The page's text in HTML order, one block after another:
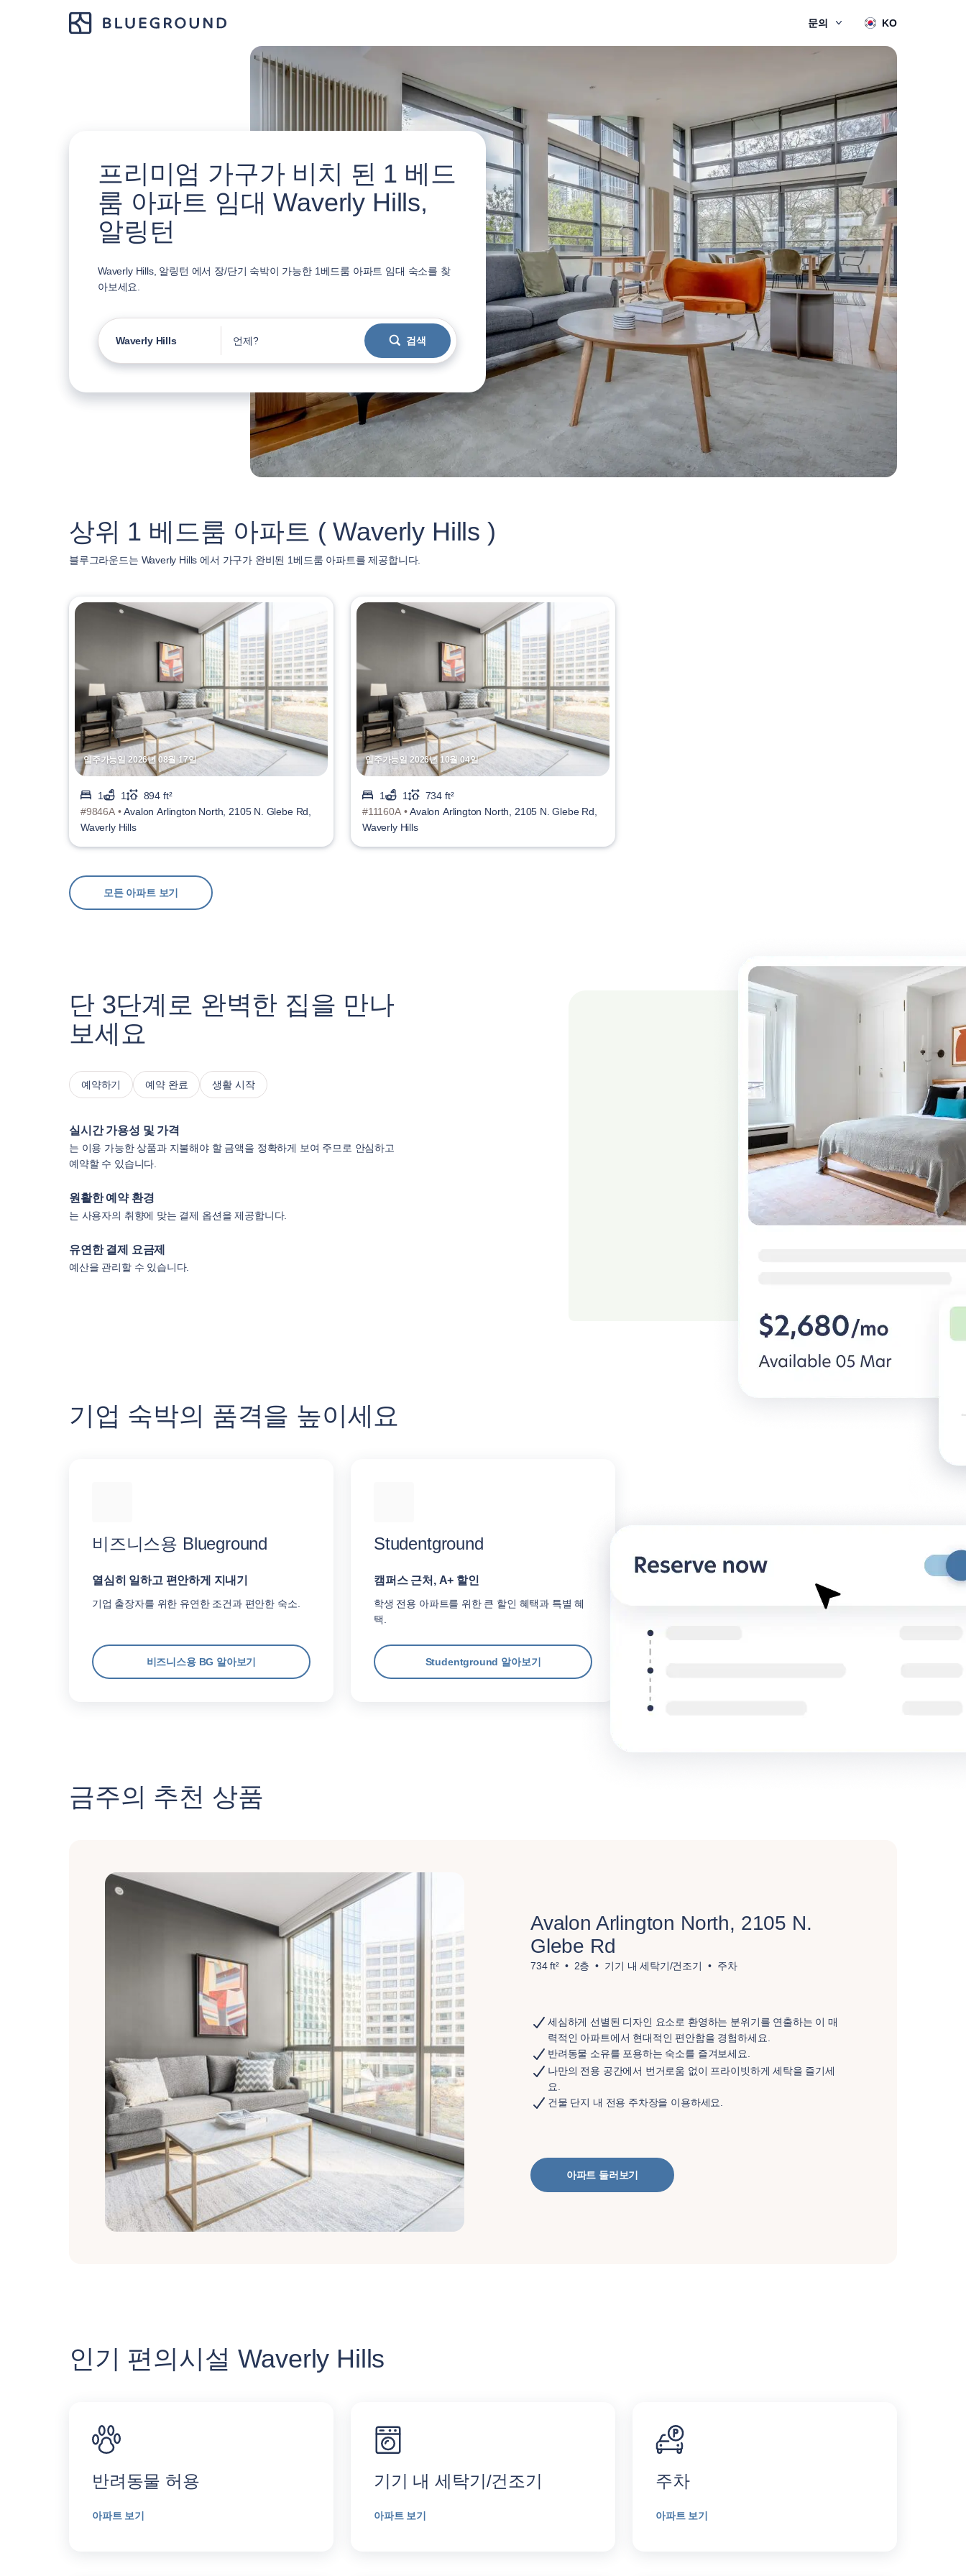
문의 KO
프리미엄 가구가 비치 된 1 베드
룸 아파트 임대 Waverly Hills,
알링턴
Waverly Hills, 알링턴 에서 장/단기 숙박이 가능한 1베드룸 아파트 임대 숙소를 찾
아보세요.
Waverly Hills 언제? 검색
상위 1 베드룸 아파트 ( Waverly Hills )
블루그라운드는 Waverly Hills 에서 가구가 완비된 1베드룸 아파트를 제공합니다.
입주가능일 2026년 08월 17일
1 1
894 ft²
#9846A •Avalon Arlington North, 2105 N. Glebe Rd,
Waverly Hills
입주가능일 2026년 10월 04일
1 1
734 ft²
#11160A •Avalon Arlington North, 2105 N. Glebe Rd,
Waverly Hills
모든 아파트 보기
단 3단계로 완벽한 집을 만나
보세요
예약하기 예약 완료 생활 시작
실시간 가용성 및 가격
는 이용 가능한 상품과 지불해야 할 금액을 정확하게 보여 주므로 안심하고
예약할 수 있습니다.
원활한 예약 환경
는 사용자의 취향에 맞는 결제 옵션을 제공합니다.
유연한 결제 요금제
예산을 관리할 수 있습니다.
기업 숙박의 품격을 높이세요
비즈니스용 Blueground
열심히 일하고 편안하게 지내기
기업 출장자를 위한 유연한 조건과 편안한 숙소.
비즈니스용 BG 알아보기
Studentground
캠퍼스 근처, A+ 할인
학생 전용 아파트를 위한 큰 할인 혜택과 특별 혜
택.
Studentground 알아보기
금주의 추천 상품
Avalon Arlington North, 2105 N.
Glebe Rd
734 ft² 2층 기기 내 세탁기/건조기 주차
세심하게 선별된 디자인 요소로 환영하는 분위기를 연출하는 이 매
력적인 아파트에서 현대적인 편안함을 경험하세요.
반려동물 소유를 포용하는 숙소를 즐겨보세요.
나만의 전용 공간에서 번거로움 없이 프라이빗하게 세탁을 즐기세
요.
건물 단지 내 전용 주차장을 이용하세요.
아파트 둘러보기
인기 편의시설 Waverly Hills
반려동물 허용
아파트 보기
기기 내 세탁기/건조기
아파트 보기
주차
아파트 보기